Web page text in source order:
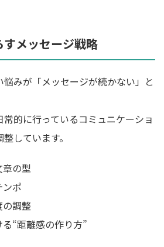
メッセージ戦略
みが「メッセージが続かない」と
的に行っているコミュニケーショ
しています。
章の型
ポ
の調整
“距離感の作り方”